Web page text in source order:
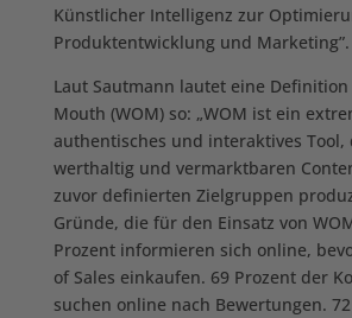
Künstlicher Intelligenz zur
Produktentwicklung und Marketing”.
Laut Sautmann lautet eine
Mouth (WOM) so: „WOM ist ein
authentisches und interaktives Tool,
werthaltig und vermarktbaren
zuvor definierten Zielgruppen
Gründe, die für den Einsatz von
Prozent informieren sich online,
of Sales einkaufen. 69 Prozent der
suchen online nach Bewertungen.